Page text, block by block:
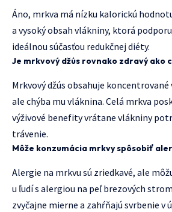
Áno, mrkva má nízku kalorickú
a vysoký obsah vlákniny, ktorá
ideálnou súčasťou redukčnej diéty.
Je mrkvový džús rovnako zdravý ako
Mrkvový džús obsahuje
ale chýba mu vláknina. Celá mrkva
výživové benefity vrátane vlákniny
trávenie.
Môže konzumácia mrkvy spôsobiť
Alergie na mrkvu sú zriedkavé, ale
u ľudí s alergiou na peľ brezových
zvyčajne mierne a zahŕňajú svrbenie v